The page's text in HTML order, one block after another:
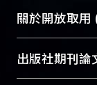
成果。
To
profiles and
services of
Sciences
關於開放取用
開放取用是
動，應用在學
出版社期刊